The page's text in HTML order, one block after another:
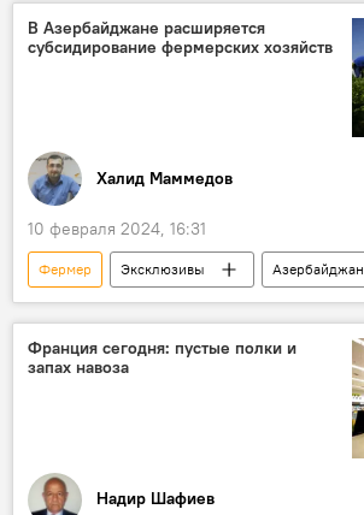
Выставка Полиция
В Азербайджане расширяется
субсидирование фермерских хозяйств
Халид Маммедов
10 февраля 2024, 16:31
Фермер Эксклюзивы
Азербайджан
Экономика
Сельхозпродукция
Сельское хозяйство
Аграрный сектор
Субсидии
Франция сегодня: пустые полки и
запах навоза
Надир Шафиев